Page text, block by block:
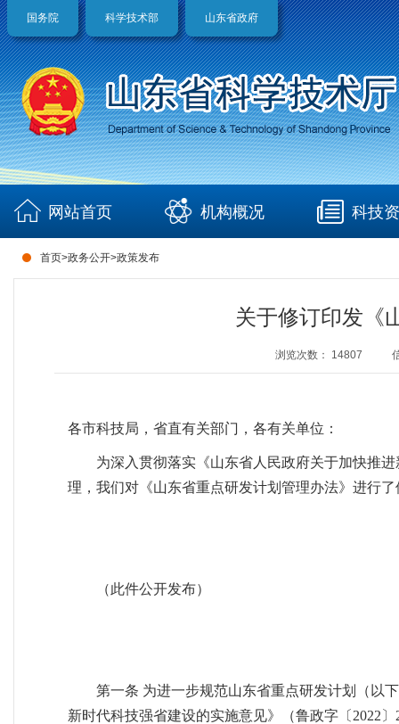
国务院 科学技术部 山东省政府
网站首页 机构概况 科技
首页>政务公开>政策发布
关于修订印发《
浏览次数： 14807
各市科技局，省直有关部门，各有关单位：
为深入贯彻落实《山东省人民政府关于加快推
理，我们对《山东省重点研发计划管理办法》进行
（此件公开发布）
第一条 为进一步规范山东省重点研发计划（以
新时代科技强省建设的实施意见》（鲁政字〔2022